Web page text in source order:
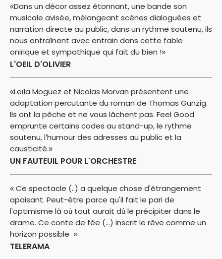
«Dans un décor assez étonnant, une bande son
musicale avisée, mélangeant scènes dialoguées et
narration directe au public, dans un rythme soutenu, ils
nous entraînent avec entrain dans cette fable
onirique et sympathique qui fait du bien !»
L'OEIL D'OLIVIER
«Leïla Moguez et Nicolas Morvan présentent une
adaptation percutante du roman de Thomas Gunzig.
Ils ont la pêche et ne vous lâchent pas. Feel Good
emprunte certains codes au stand-up, le rythme
soutenu, l’humour des adresses au public et la
causticité.»
UN FAUTEUIL POUR L'ORCHESTRE
« Ce spectacle (..) a quelque chose d'étrangement
apaisant. Peut-être parce qu'il fait le pari de
l'optimisme là où tout aurait dû le précipiter dans le
drame. Ce conte de fée (...) inscrit le rêve comme un
horizon possible »
TELERAMA